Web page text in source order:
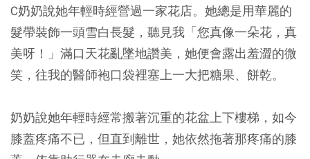
C奶奶說她年輕時經營過一家花店。她總是用華麗的
髮帶裝飾一頭雪白長髮，聽見我「您真像一朵花，真
美呀！」滿口天花亂墜地讚美，她便會露出羞澀的微
笑，往我的醫師袍口袋裡塞上一大把糖果、餅乾。
奶奶說她年輕時經常搬著沉重的花盆上下樓梯，如今
膝蓋疼痛不已，但直到離世，她依然拖著那疼痛的膝